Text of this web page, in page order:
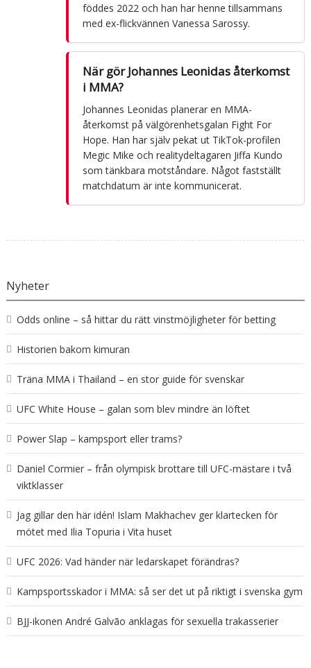
föddes 2022 och han har henne tillsammans
med ex-flickvännen Vanessa Sarossy.
När gör Johannes Leonidas återkomst
i MMA?
Johannes Leonidas planerar en MMA-
återkomst på välgörenhetsgalan Fight For
Hope. Han har själv pekat ut TikTok-profilen
Megic Mike och realitydeltagaren Jiffa Kundo
som tänkbara motståndare. Något fastställt
matchdatum är inte kommunicerat.
Nyheter
Odds online – så hittar du rätt vinstmöjligheter för betting
Historien bakom kimuran
Träna MMA i Thailand – en stor guide för svenskar
UFC White House – galan som blev mindre än löftet
Power Slap – kampsport eller trams?
Daniel Cormier – från olympisk brottare till UFC-mästare i två
viktklasser
Jag gillar den här idén! Islam Makhachev ger klartecken för
mötet med Ilia Topuria i Vita huset
UFC 2026: Vad händer när ledarskapet förändras?
Kampsportsskador i MMA: så ser det ut på riktigt i svenska gym
BJJ-ikonen André Galvão anklagas för sexuella trakasserier